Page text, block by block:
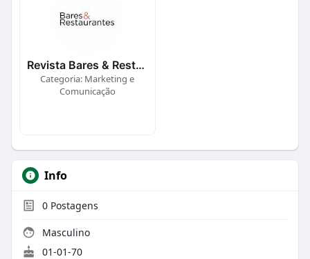
Revista Bares & Restaurantes
Categoria: Marketing e
Comunicação
Info
0Postagens
Masculino
01-01-70